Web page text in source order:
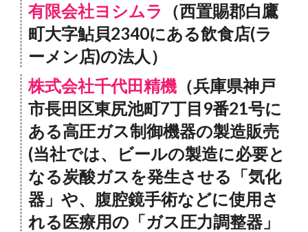
有限会社ヨシムラ
（西置賜郡白鷹
町大字鮎貝2340にある飲食店(ラ
ーメン店)の法人）
株式会社千代田精機 （兵庫県神戸
市長田区東尻池町7丁目9番21号に
ある高圧ガス制御機器の製造販売
(当社では、ビールの製造に必要と
なる炭酸ガスを発生させる「気化
器」や、腹腔鏡手術などに使用さ
れる医療用の「ガス圧力調整器」